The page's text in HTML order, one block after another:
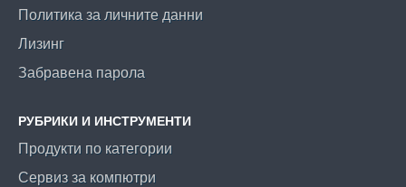
Политика за личните данни
Лизинг
Забравена парола
РУБРИКИ И ИНСТРУМЕНТИ
Продукти по категории
Сервиз за компютри